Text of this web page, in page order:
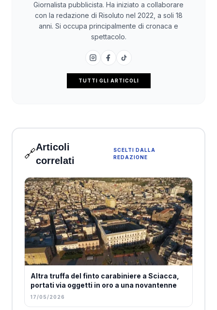
Giornalista pubblicista. Ha iniziato a collaborare
con la redazione di Risoluto nel 2022, a soli 18
anni. Si occupa principalmente di cronaca e
spettacolo.
TUTTI GLI ARTICOLI
🔗Articoli
correlati
SCELTI DALLA
REDAZIONE
Altra truffa del finto carabiniere a Sciacca,
portati via oggetti in oro a una novantenne
17/05/2026